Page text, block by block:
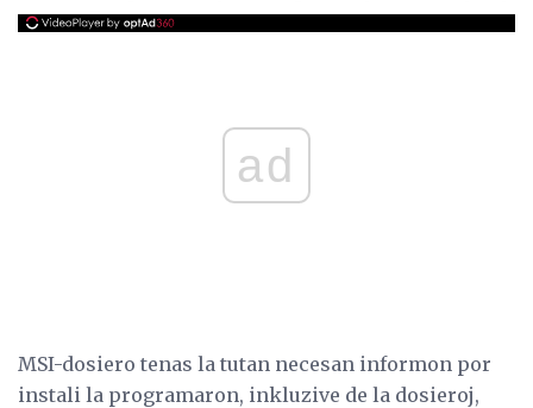
ad
MSI-dosiero tenas la tutan necesan informon por
instali la programaron, inkluzive de la dosieroj,